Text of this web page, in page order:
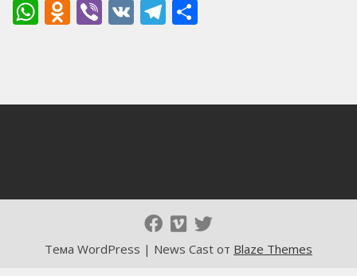
WhatsApp
Odnoklassniki
Viber
VK Telegram
Тема WordPress | News Cast от Blaze Themes